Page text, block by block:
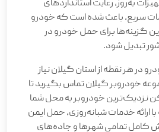
به‌روز، رعایت استانداردهای
سریع، باعث شده است که خودرو
گزینه‌ها برای حمل خودرو در
تبدیل شود.
در هر نقطه از استان گیلان نیاز
خودروبر گیلان تماس بگیرید تا
نزدیک‌ترین خودروبر به محل شما
ارائه خدمات شبانه‌روزی، حمل ایمن
کامل تمامی شهرها و جاده‌های